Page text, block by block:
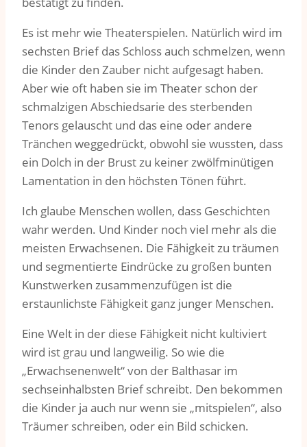
Es ist mehr wie Theaterspielen. Natürlich wird im
sechsten Brief das Schloss auch schmelzen, wenn
die Kinder den Zauber nicht aufgesagt haben.
Aber wie oft haben sie im Theater schon der
schmalzigen Abschiedsarie des sterbenden
Tenors gelauscht und das eine oder andere
Tränchen weggedrückt, obwohl sie wussten, dass
ein Dolch in der Brust zu keiner zwölfminütigen
Lamentation in den höchsten Tönen führt.
Ich glaube Menschen wollen, dass Geschichten
wahr werden. Und Kinder noch viel mehr als die
meisten Erwachsenen. Die Fähigkeit zu träumen
und segmentierte Eindrücke zu großen bunten
Kunstwerken zusammenzufügen ist die
erstaunlichste Fähigkeit ganz junger Menschen.
Eine Welt in der diese Fähigkeit nicht kultiviert
wird ist grau und langweilig. So wie die
„Erwachsenenwelt“ von der Balthasar im
sechseinhalbsten Brief schreibt. Den bekommen
die Kinder ja auch nur wenn sie „mitspielen“, also
Träumer schreiben, oder ein Bild schicken.